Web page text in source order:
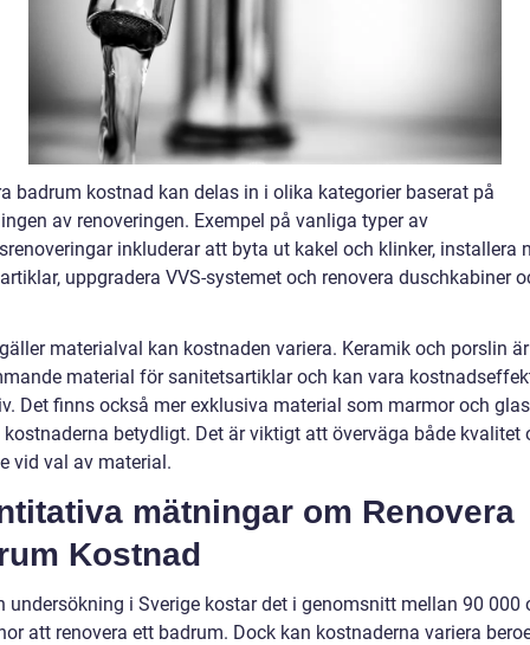
badrum kostnad kan delas in i olika kategorier baserat på
av renoveringen. Exempel på vanliga typer av
inkluderar att byta ut kakel och klinker, installera
uppgradera VVS-systemet och renovera duschkabiner
materialval kan kostnaden variera. Keramik och porslin
material för sanitetsartiklar och kan vara
Det finns också mer exklusiva material som marmor och
kostnaderna betydligt. Det är viktigt att överväga både kvalitet
vid val av material.
mätningar om Renovera
Kostnad
undersökning i Sverige kostar det i genomsnitt mellan 90 000
att renovera ett badrum. Dock kan kostnaderna variera